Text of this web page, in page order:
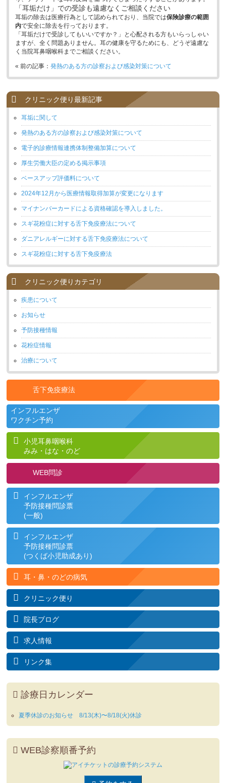
「耳垢だけ」での受診も遠慮なくご相談ください
耳垢の除去は医療行為として認められており、当院では保険診療の範囲
内で安全に除去を行っております。
「耳垢だけで受診してもいいですか？」と心配される方もいらっしゃい
ますが、全く問題ありません。耳の健康を守るためにも、どうぞ遠慮な
く当院耳鼻咽喉科までご相談ください。
« 前の記事：発熱のある方の診察および感染対策について
クリニック便り最新記事
耳垢に関して
発熱のある方の診察および感染対策について
電子的診療情報連携体制整備加算について
厚生労働大臣の定める掲示事項
ベースアップ評価料について
2024年12月から医療情報取得加算が変更になります
マイナンバーカードによる資格確認を導入しました。
スギ花粉症に対する舌下免疫療法について
ダニアレルギーに対する舌下免疫療法について
スギ花粉症に対する舌下免疫療法
クリニック便りカテゴリ
疾患について
お知らせ
予防接種情報
花粉症情報
治療について
舌下免疫療法
インフルエンザ
ワクチン予約
小児耳鼻咽喉科
みみ・はな・のど
WEB問診
インフルエンザ
予防接種問診票
(一般)
インフルエンザ
予防接種問診票
(つくば小児助成あり)
耳・鼻・のどの病気
クリニック便り
院長ブログ
求人情報
リンク集
診療日カレンダー
夏季休診のお知らせ 8/13(木)〜8/18(火)休診
WEB診察順番予約